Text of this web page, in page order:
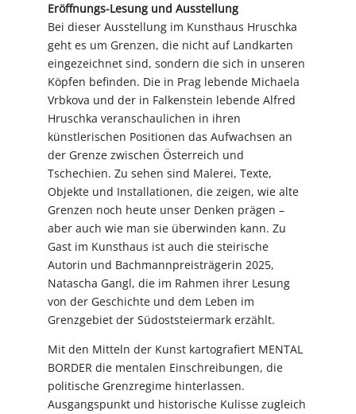
Eröffnungs-Lesung und Ausstellung
Bei dieser Ausstellung im Kunsthaus Hruschka
geht es um Grenzen, die nicht auf Landkarten
eingezeichnet sind, sondern die sich in unseren
Köpfen befinden. Die in Prag lebende Michaela
Vrbkova und der in Falkenstein lebende Alfred
Hruschka veranschaulichen in ihren
künstlerischen Positionen das Aufwachsen an
der Grenze zwischen Österreich und
Tschechien. Zu sehen sind Malerei, Texte,
Objekte und Installationen, die zeigen, wie alte
Grenzen noch heute unser Denken prägen –
aber auch wie man sie überwinden kann. Zu
Gast im Kunsthaus ist auch die steirische
Autorin und Bachmannpreisträgerin 2025,
Natascha Gangl, die im Rahmen ihrer Lesung
von der Geschichte und dem Leben im
Grenzgebiet der Südoststeiermark erzählt.
Mit den Mitteln der Kunst kartografiert MENTAL
BORDER die mentalen Einschreibungen, die
politische Grenzregime hinterlassen.
Ausgangspunkt und historische Kulisse zugleich